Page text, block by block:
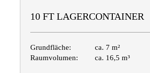
10 FT LAGERCONTAINER
Grundfläche:
ca. 7 m²
Raumvolumen:
ca. 16,5 m³